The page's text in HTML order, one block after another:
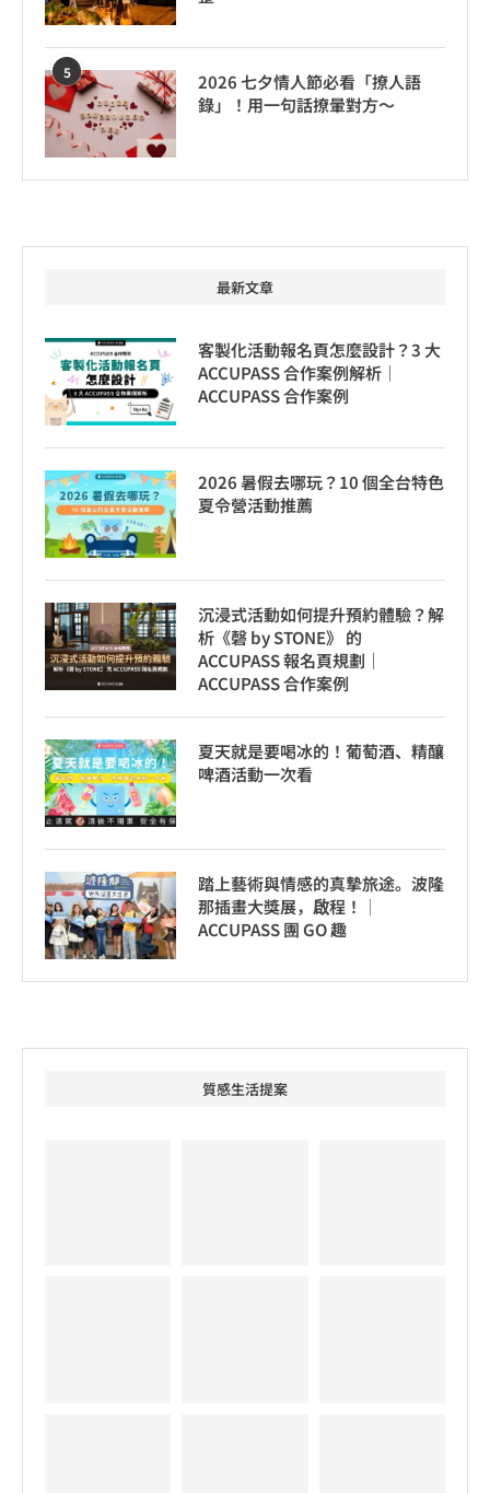
5
2026 七夕情人節必看「撩人語
錄」！用一句話撩暈對方～
最新文章
客製化活動報名頁怎麼設計？3 大
ACCUPASS 合作案例解析｜
ACCUPASS 合作案例
2026 暑假去哪玩？10 個全台特色
夏令營活動推薦
沉浸式活動如何提升預約體驗？解
析《磬 by STONE》 的
ACCUPASS 報名頁規劃｜
ACCUPASS 合作案例
夏天就是要喝冰的！葡萄酒、精釀
啤酒活動一次看
踏上藝術與情感的真摯旅途。波隆
那插畫大獎展，啟程！│
ACCUPASS 團 GO 趣
質感生活提案